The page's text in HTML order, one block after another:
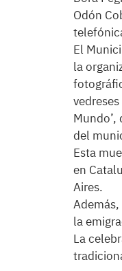
Odón
El
la
del
Esta
en
Aires.
la
La